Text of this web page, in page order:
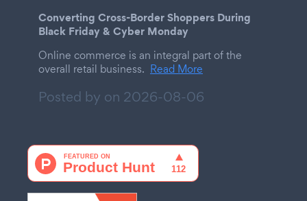
Converting Cross-Border Shoppers During
Black Friday & Cyber Monday
Online commerce is an integral part of the
overall retail business. Read More
Posted by on 2026-08-06